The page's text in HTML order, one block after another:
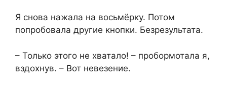
Я снова нажала на восьмёрку. Потом
попробовала другие кнопки. Безрезультата.
– Только этого не хватало! – пробормотала я,
вздохнув. – Вот невезение.